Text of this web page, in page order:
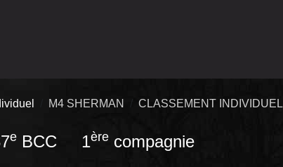
M4 SHERMAN CLASSEMENT INDIVIDUEL
e BCC 1ère compagnie